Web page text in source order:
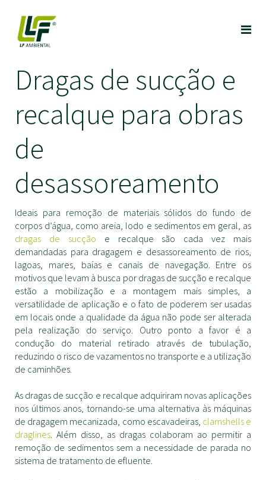
Dragas de sucção e
recalque para obras
de
desassoreamento
Ideais para remoção de materiais sólidos do fundo de
corpos d’água, como areia, lodo e sedimentos em geral, as
dragas de sucção e recalque são cada vez mais
demandadas para dragagem e desassoreamento de rios,
lagoas, mares, baías e canais de navegação. Entre os
motivos que levam à busca por dragas de sucção e recalque
estão a mobilização e a montagem mais simples, a
versatilidade de aplicação e o fato de poderem ser usadas
em locais onde a qualidade da água não pode ser alterada
pela realização do serviço. Outro ponto a favor é a
condução do material retirado através de tubulação,
reduzindo o risco de vazamentos no transporte e a utilização
de caminhões.
As dragas de sucção e recalque adquiriram novas aplicações
nos últimos anos, tornando-se uma alternativa às máquinas
de dragagem mecanizada, como escavadeiras, clamshells e
draglines. Além disso, as dragas colaboram ao permitir a
remoção de sedimentos sem a necessidade de parada no
sistema de tratamento de efluente.